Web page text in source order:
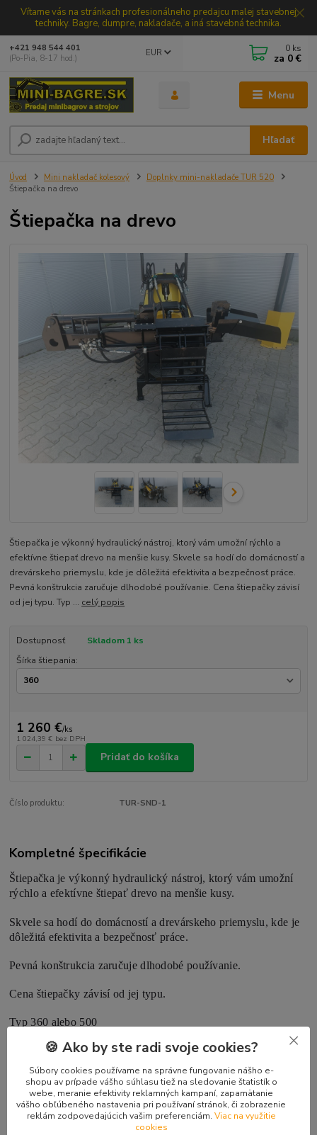
Vítame vás na stránkach profesionálneho predajcu malej stavebnej
techniky. Bagre, dumpre, nakladače, a iná stavebná technika.
Menu
EUR
Hľadať
+421 948 544 401
(Po-Pia, 8-17 hod.)
0 ks
za 0 €
Úvod Mini nakladač kolesový
Doplnky mini-nakladače TUR 520
Štiepačka na drevo
Štiepačka na drevo
Štiepačka je výkonný hydraulický nástroj, ktorý vám umožní rýchlo a
efektívne štiepať drevo na menšie kusy. Skvele sa hodí do domácností a
drevárskeho priemyslu, kde je dôležitá efektivita a bezpečnosť práce.
Pevná konštrukcia zaručuje dlhodobé používanie. Cena štiepačky závisí
od jej typu. Typ ... celý popis
Dostupnosť
Skladom 1 ks
Šírka štiepania:
1 260 €/ks
1 024,39 € bez DPH
Pridať do košíka
Číslo produktu: TUR-SND-1
Kompletné špecifikácie
Štiepačka je výkonný hydraulický nástroj, ktorý vám umožní
rýchlo a efektívne štiepať drevo na menšie kusy.
Skvele sa hodí do domácností a drevárskeho priemyslu, kde je
dôležitá efektivita a bezpečnosť práce.
Pevná konštrukcia zaručuje dlhodobé používanie.
Cena štiepačky závisí od jej typu.
Typ 360 alebo 500
Cena 1260,- s DPH / 1399,- s DPH
Tovar zaradený v kategóriách
Doplnky mini-nakladače TUR 520
🍪 Ako by ste radi svoje cookies?
Súbory cookies používame na správne fungovanie nášho e-
shopu av prípade vášho súhlasu tiež na sledovanie štatistík o
webe, meranie efektivity reklamných kampaní, zapamätanie
vášho obľúbeného nastavenia pri používaní stránok, či zobrazenie
reklám zodpovedajúcich vašim preferenciám. Viac na využitie
cookies